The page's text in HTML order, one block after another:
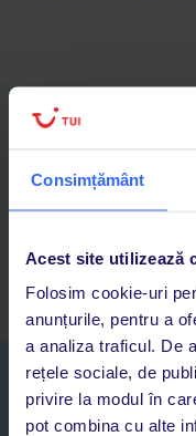
Consimțământ
Acest site utilizează
Folosim cookie-uri
anunțurile, pentru a
a analiza traficul. De
rețele sociale, de
privire la modul în
pot combina cu alte
Descarcă acum
Adaugi la favorite
Asistență 24/7 prin
NUME SI PRENUME*